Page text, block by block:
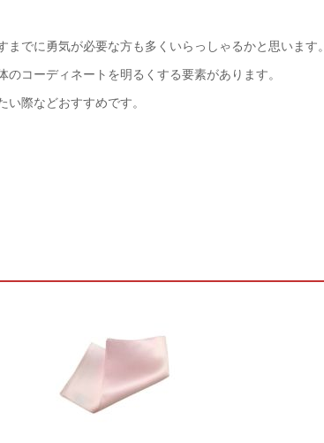
までに勇気が必要な方も多くいらっしゃるかと思います。
コーディネートを明るくする要素があります。
際などおすすめです。